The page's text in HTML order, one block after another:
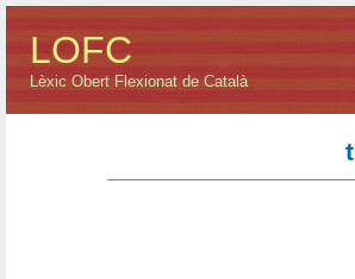
LOFC
Lèxic Obert Flexionat de Català